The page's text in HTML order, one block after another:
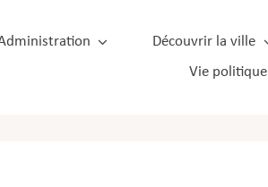
Découvrir la ville
Vie politique